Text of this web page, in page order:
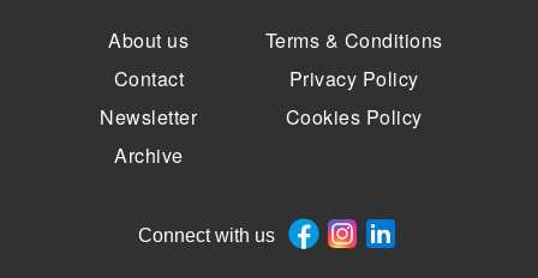
About us
Contact
Newsletter
Archive
Terms & Conditions
Privacy Policy
Cookies Policy
Connect with us